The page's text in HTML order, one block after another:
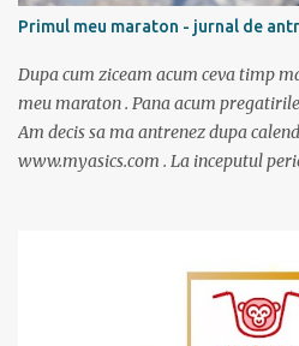
Primul meu maraton - jurnal de
Dupa cum ziceam acum ceva timp
meu maraton . Pana acum
Am decis sa ma antrenez dupa
www.myasics.com . La inceputul
saptamana imi propun sa alerg (de
preferate de antrenament. Apoi site-
pentru urmatoarele luni imi care mi